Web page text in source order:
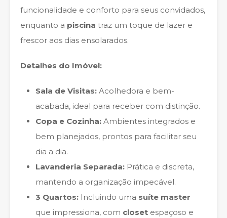
funcionalidade e conforto para seus convidados,
enquanto a piscina traz um toque de lazer e
frescor aos dias ensolarados.
Detalhes do Imóvel:
Sala de Visitas: Acolhedora e bem-
acabada, ideal para receber com distinção.
Copa e Cozinha: Ambientes integrados e
bem planejados, prontos para facilitar seu
dia a dia.
Lavanderia Separada: Prática e discreta,
mantendo a organização impecável.
3 Quartos: Incluindo uma suíte master
que impressiona, com closet espaçoso e